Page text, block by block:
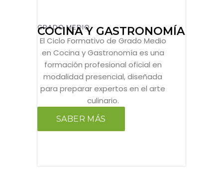
GRADO MEDIO
COCINA Y GASTRONOMÍA
El Ciclo Formativo de Grado Medio
en Cocina y Gastronomía es una
formación profesional oficial en
modalidad presencial, diseñada
para preparar expertos en el arte
culinario.
SABER MÁS